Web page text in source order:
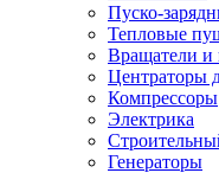
Пуско-
Тепловые
Вращатели и
Центраторы
Компрессоры
Электрика
Генераторы